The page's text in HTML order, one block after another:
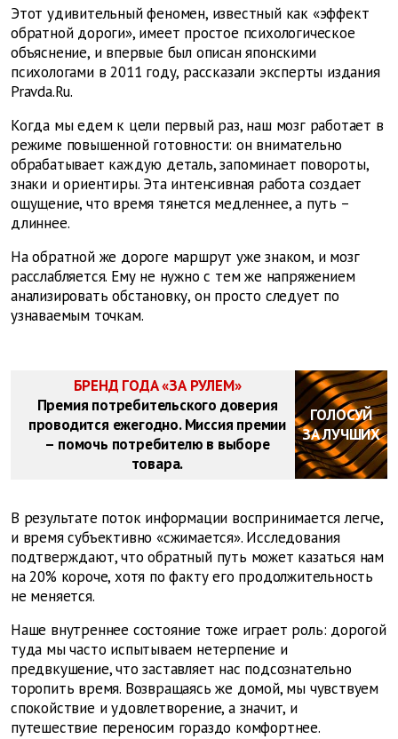
Этот удивительный феномен, известный как «эффект
обратной дороги», имеет простое психологическое
объяснение, и впервые был описан японскими
психологами в 2011 году, рассказали эксперты издания
Pravda.Ru.
Когда мы едем к цели первый раз, наш мозг работает в
режиме повышенной готовности: он внимательно
обрабатывает каждую деталь, запоминает повороты,
знаки и ориентиры. Эта интенсивная работа создает
ощущение, что время тянется медленнее, а путь –
длиннее.
На обратной же дороге маршрут уже знаком, и мозг
расслабляется. Ему не нужно с тем же напряжением
анализировать обстановку, он просто следует по
узнаваемым точкам.
БРЕНД ГОДА «ЗА РУЛЕМ»
Премия потребительского доверия
проводится ежегодно. Миссия премии
– помочь потребителю в выборе
товара.
ГОЛОСУЙ
ЗА ЛУЧШИХ
В результате поток информации воспринимается легче,
и время субъективно «сжимается». Исследования
подтверждают, что обратный путь может казаться нам
на 20% короче, хотя по факту его продолжительность
не меняется.
Наше внутреннее состояние тоже играет роль: дорогой
туда мы часто испытываем нетерпение и
предвкушение, что заставляет нас подсознательно
торопить время. Возвращаясь же домой, мы чувствуем
спокойствие и удовлетворение, а значит, и
путешествие переносим гораздо комфортнее.